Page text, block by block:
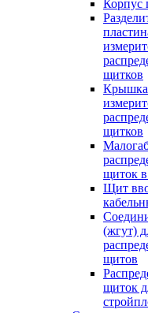
Корпус
щитков
Крышка
щитков
щиток в
Щит
(жгут)
щитов
щиток